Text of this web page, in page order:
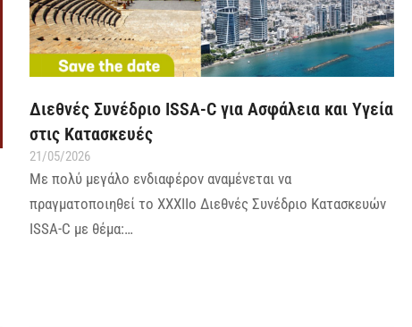
Διεθνές Συνέδριο ISSA-C για Ασφάλεια και Υγεία
στις Κατασκευές
21/05/2026
Με πολύ μεγάλο ενδιαφέρον αναμένεται να
πραγματοποιηθεί το XXXIIο Διεθνές Συνέδριο Κατασκευών
ISSA-C με θέμα:…